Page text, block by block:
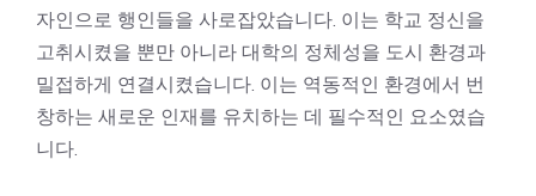
자인으로 행인들을 사로잡았습니다. 이는 학교 정신을
고취시켰을 뿐만 아니라 대학의 정체성을 도시 환경과
밀접하게 연결시켰습니다. 이는 역동적인 환경에서 번
창하는 새로운 인재를 유치하는 데 필수적인 요소였습
니다.